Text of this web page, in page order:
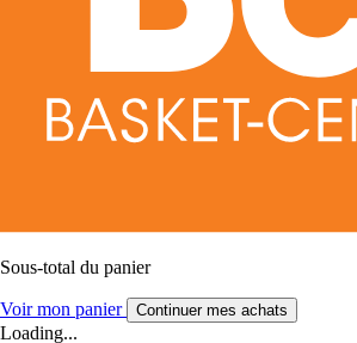
Sous-total du panier
Voir mon panier Continuer mes achats
Loading...